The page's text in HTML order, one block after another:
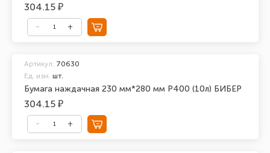
304.15 ₽
Бумага наждачная 230 мм*280 мм Р400 (10л) БИБЕР
Артикул: 70630
Ед. изм. шт.
304.15 ₽